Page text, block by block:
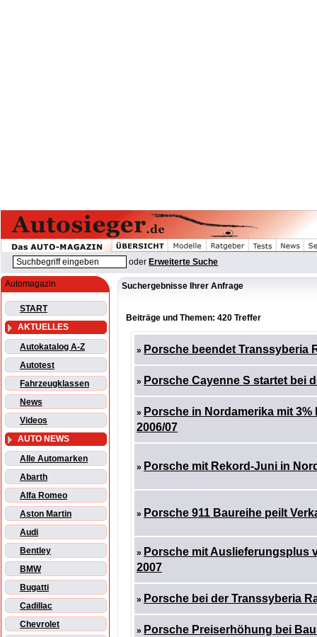
oder Erweiterte Suche
Automagazin
START
AKTUELLES
Autokatalog A-Z
Autotest
Fahrzeugklassen
News
Videos
AUTO NEWS
Alle Automarken
Abarth
Alfa Romeo
Aston Martin
Audi
Bentley
BMW
Bugatti
Cadillac
Chevrolet
Suchergebnisse Ihrer Anfrage
Beiträge und Themen: 420 Treffer
» Porsche beendet Transsyberia
» Porsche Cayenne S startet bei
» Porsche in Nordamerika mit
2006/07
» Porsche mit Rekord-Juni in
» Porsche 911 Baureihe peilt
» Porsche mit Auslieferungsplus
2007
» Porsche bei der Transsyberia
» Porsche Preiserhöhung bei